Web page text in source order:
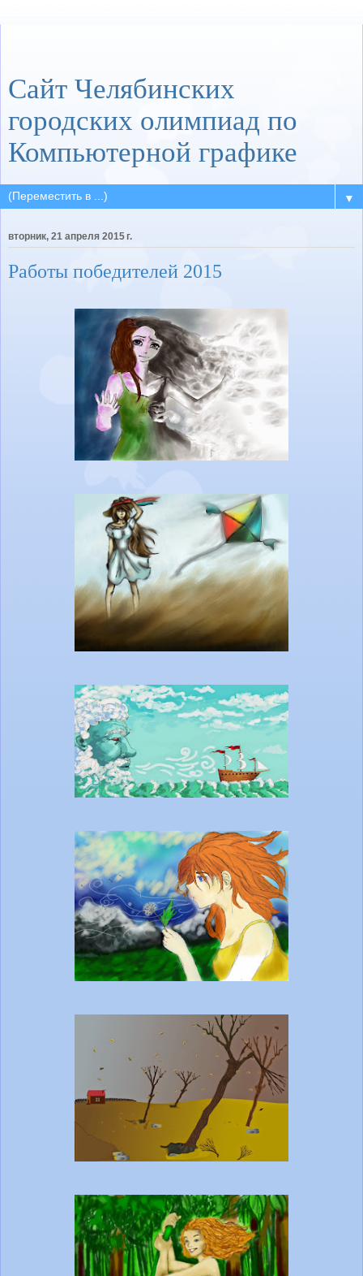
Сайт Челябинских
городских олимпиад по
Компьютерной графике
▼
вторник, 21 апреля 2015 г.
Работы победителей 2015